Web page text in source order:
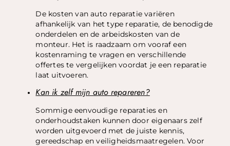
De kosten van auto reparatie variëren
afhankelijk van het type reparatie, de benodigde
onderdelen en de arbeidskosten van de
monteur. Het is raadzaam om vooraf een
kostenraming te vragen en verschillende
offertes te vergelijken voordat je een reparatie
laat uitvoeren.
Kan ik zelf mijn auto repareren?
Sommige eenvoudige reparaties en
onderhoudstaken kunnen door eigenaars zelf
worden uitgevoerd met de juiste kennis,
gereedschap en veiligheidsmaatregelen. Voor